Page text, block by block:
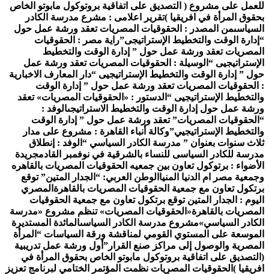
على مشروع ( التصديق على اتفاقية بروتوكول مابوتو الخاص
المرأة في افريقيا )تقرير اعلامى : مشرع مدرسة الكادر
من المصدر : الحقوقيات المصريات تعقد ورشة عمل حول
الوقت والتخطيط الإستراتيجى”راية مصر : الحقوقيات
تعقد ورشة عمل حول ” إدارة الوقت والتخطيط
“ الوسيلة : الحقوقيات المصريات تعقد ورشة عمل
” إدارة الوقت والتخطيط الإستراتيجيى “ دار المعارف الاخبارية
المصريات تعقد ورشة عمل حول ” إدارة الوقت
الإستراتيجيى “ الدستور : «الحقوقيات المصريات» تعقد
عمل حول إدارة الوقت والتخطيط الاستراتيجىالوفد :
المصريات” تعقد ورشة عمل حول ” إدارة الوقت
الإستراتيجيي”وكالة أنباء القاهرة : مشروع على مدار
سنوات بعنوان ” مدرسة الكادر السياسي “ الوفد : إنطلاق
للكادر السياسى للنساء بالشرقية في نوفمبر القادمجريدة
: برتوكول تعاون بين جمعيه الحقوقيات المصريات بالقاهره
مصر ام الدنيا المنياالوطن العربي: “الجدار المتين” توقع
تعاون مع جمعية الحقوقيات المصريات بالقاهرةالمصري
: الجدار المتين توقع برتكول تعاون مع جمعية الحقوقيات
بالقاهرة«الحقوقيات المصريات» تنظم مشروع «مدرسة
السياسي»مشروع مدرسة الكادر السياسىالمائدة المستديرة
على المستوي القومي لمناقشة ورقة السياسات “المرأة
والوصول إلى مراكز صنع القرار” أول ورشة عمل تدريبية
على اتفاقية بروتوكول مابوتو الخاص بحقوق المرأة في
)الحقوقيات المصريات نظمت المؤتمر الختامي لبرنامج تعزيز